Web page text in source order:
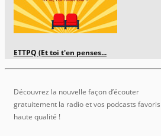
ETTPQ (Et toi t'en penses...
Découvrez la nouvelle façon d’écouter
gratuitement la radio et vos podcasts
haute qualité !